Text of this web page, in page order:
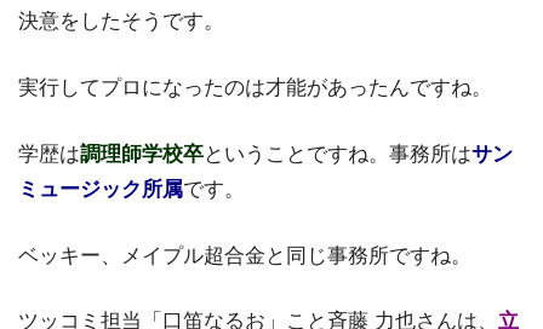
決意をしたそうです。
実行してプロになったのは才能があったんですね。
学歴は調理師学校卒ということですね。事務所はサン
ミュージック所属です。
ベッキー、メイプル超合金と同じ事務所ですね。
ツッコミ担当「口笛なるお」こと斉藤 力也さんは、 立